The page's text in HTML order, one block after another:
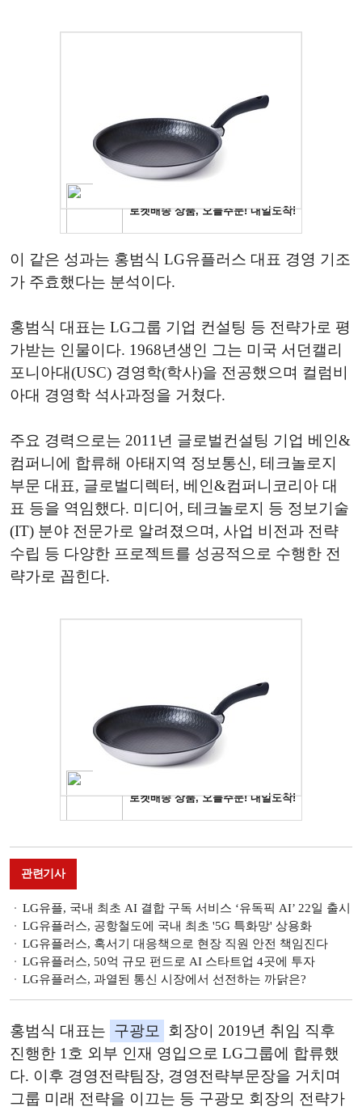
이 같은 성과는 홍범식 LG유플러스 대표 경영 기조
가 주효했다는 분석이다.
홍범식 대표는 LG그룹 기업 컨설팅 등 전략가로 평
가받는 인물이다. 1968년생인 그는 미국 서던캘리
포니아대(USC) 경영학(학사)을 전공했으며 컬럼비
아대 경영학 석사과정을 거쳤다.
주요 경력으로는 2011년 글로벌컨설팅 기업 베인&
컴퍼니에 합류해 아태지역 정보통신, 테크놀로지
부문 대표, 글로벌디렉터, 베인&컴퍼니코리아 대
표 등을 역임했다. 미디어, 테크놀로지 등 정보기술
(IT) 분야 전문가로 알려졌으며, 사업 비전과 전략
수립 등 다양한 프로젝트를 성공적으로 수행한 전
략가로 꼽힌다.
관련기사
LG유플, 국내 최초 AI 결합 구독 서비스 ‘유독픽 AI’ 22일 출시
LG유플러스, 공항철도에 국내 최초 '5G 특화망' 상용화
LG유플러스, 혹서기 대응책으로 현장 직원 안전 책임진다
LG유플러스, 50억 규모 펀드로 AI 스타트업 4곳에 투자
LG유플러스, 과열된 통신 시장에서 선전하는 까닭은?
홍범식 대표는 구광모
회장이 2019년 취임 직후
진행한 1호 외부 인재 영입으로 LG그룹에 합류했
다. 이후 경영전략팀장, 경영전략부문장을 거치며
그룹 미래 전략을 이끄는 등 구광모 회장의 전략가